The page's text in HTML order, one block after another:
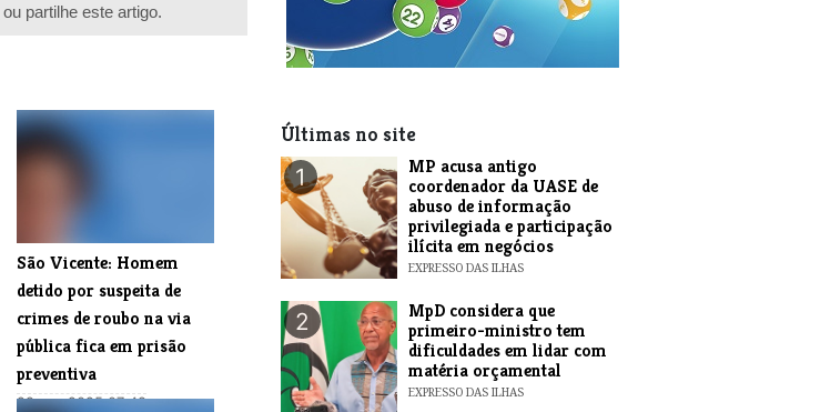
ou partilhe este artigo.
​São Vicente: Homem
detido por suspeita de
crimes de roubo na via
pública fica em prisão
preventiva
29 nov 2025 07:48
Últimas no site
1
MP acusa antigo
coordenador da UASE de
abuso de informação
privilegiada e participação
ilícita em negócios
EXPRESSO DAS ILHAS
2
MpD considera que
primeiro-ministro tem
dificuldades em lidar com
matéria orçamental
EXPRESSO DAS ILHAS